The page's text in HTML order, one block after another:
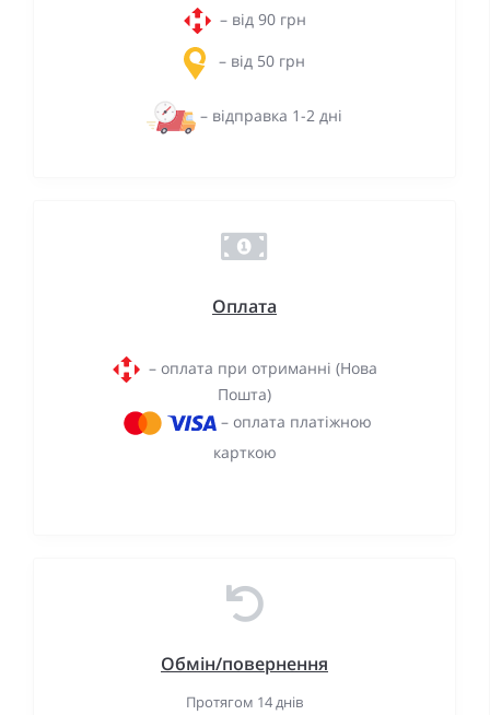
– від 90 грн
– від 50 грн
– відправка 1-2 дні
Оплата
– оплата при отриманні (Нова
Пошта)
– оплата платіжною
карткою
Обмін/повернення
Протягом 14 днів